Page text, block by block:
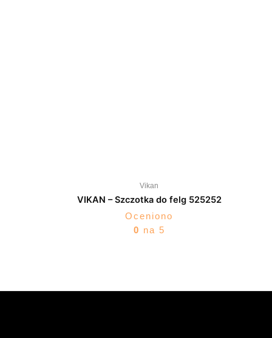
Vikan
VIKAN – Szczotka do felg 525252
Oceniono
0 na 5